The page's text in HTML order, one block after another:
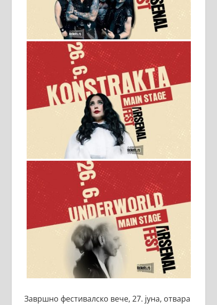
Завршно фестивалско вече, 27. јуна, отвара